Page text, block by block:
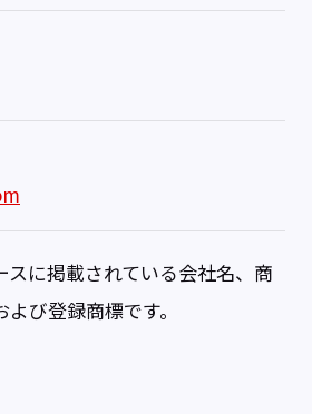
に掲載されている会社名、商
び登録商標です。